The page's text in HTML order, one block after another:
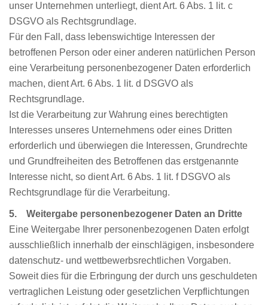
unser Unternehmen unterliegt, dient Art. 6 Abs. 1 lit. c
DSGVO als Rechtsgrundlage.
Für den Fall, dass lebenswichtige Interessen der
betroffenen Person oder einer anderen natürlichen Person
eine Verarbeitung personenbezogener Daten erforderlich
machen, dient Art. 6 Abs. 1 lit. d DSGVO als
Rechtsgrundlage.
Ist die Verarbeitung zur Wahrung eines berechtigten
Interesses unseres Unternehmens oder eines Dritten
erforderlich und überwiegen die Interessen, Grundrechte
und Grundfreiheiten des Betroffenen das erstgenannte
Interesse nicht, so dient Art. 6 Abs. 1 lit. f DSGVO als
Rechtsgrundlage für die Verarbeitung.
5. Weitergabe personenbezogener Daten an Dritte
Eine Weitergabe Ihrer personenbezogenen Daten erfolgt
ausschließlich innerhalb der einschlägigen, insbesondere
datenschutz- und wettbewerbsrechtlichen Vorgaben.
Soweit dies für die Erbringung der durch uns geschuldeten
vertraglichen Leistung oder gesetzlichen Verpflichtungen